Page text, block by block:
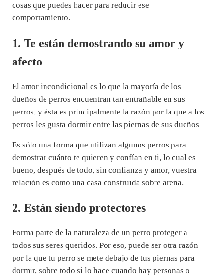
cosas que puedes hacer para reducir ese
comportamiento.
1. Te están demostrando su amor y
afecto
El amor incondicional es lo que la mayoría de los
dueños de perros encuentran tan entrañable en sus
perros, y ésta es principalmente la razón por la que a los
perros les gusta dormir entre las piernas de sus dueños
Es sólo una forma que utilizan algunos perros para
demostrar cuánto te quieren y confían en ti, lo cual es
bueno, después de todo, sin confianza y amor, vuestra
relación es como una casa construida sobre arena.
2. Están siendo protectores
Forma parte de la naturaleza de un perro proteger a
todos sus seres queridos. Por eso, puede ser otra razón
por la que tu perro se mete debajo de tus piernas para
dormir, sobre todo si lo hace cuando hay personas o